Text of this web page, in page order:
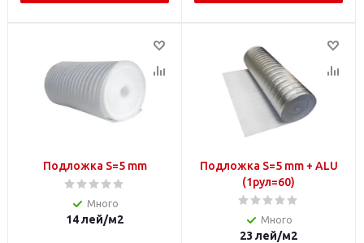
Подложка S=5 mm
Много
14лей/м2
Подложка S=5 mm + ALU
(1рул=60)
Много
23 лей/м2